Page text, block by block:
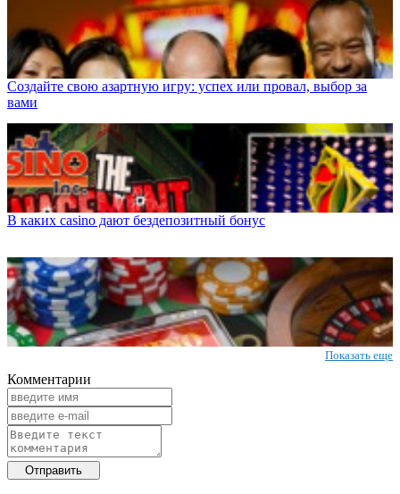
Создайте свою азартную игру: успех или провал, выбор за
вами
В каких casino дают бездепозитный бонус
Показать еще
Комментарии